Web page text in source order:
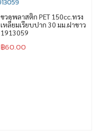
ขวดพลาสติก PET 150cc.ทรง
เหลี่ยมเรียบปาก 30 มม.ฝาขาว
1913059
฿60.00